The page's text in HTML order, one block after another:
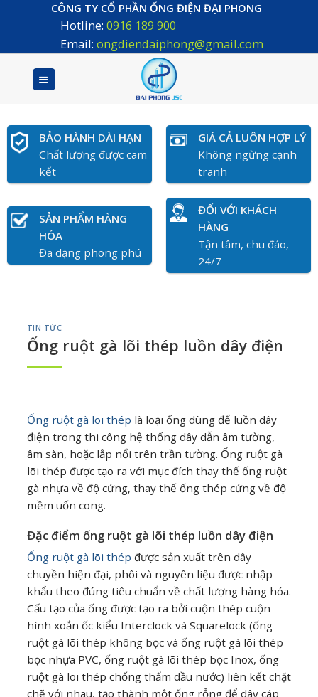
CÔNG TY CỔ PHẦN ỐNG ĐIỆN ĐẠI PHONG
Hotline: 0916 189 900
Email: ongdiendaiphong@gmail.com
BẢO HÀNH DÀI HẠN
Chất lượng được cam
kết
GIÁ CẢ LUÔN HỢP LÝ
Không ngừng cạnh
tranh
SẢN PHẨM HÀNG
HÓA
Đa dạng phong phú
ĐỐI VỚI KHÁCH
HÀNG
Tận tâm, chu đáo,
24/7
TIN TỨC
Ống ruột gà lõi thép luồn dây điện
Ống ruột gà lõi thép là loại ống dùng để luồn dây
điện trong thi công hệ thống dây dẫn âm tường,
âm sàn, hoặc lắp nổi trên trần tường. Ống ruột gà
lõi thép được tạo ra với mục đích thay thế ống ruột
gà nhựa về độ cứng, thay thế ống thép cứng về độ
mềm uốn cong.
Đặc điểm ống ruột gà lõi thép luồn dây điện
Ống ruột gà lõi thép được sản xuất trên dây
chuyền hiện đại, phôi và nguyên liệu được nhập
khẩu theo đúng tiêu chuẩn về chất lượng hàng hóa.
Cấu tạo của ống được tạo ra bởi cuộn thép cuộn
hình xoắn ốc kiểu Interclock và Squarelock (ống
ruột gà lõi thép không bọc và ống ruột gà lõi thép
bọc nhựa PVC, ống ruột gà lõi thép bọc Inox, ống
ruột gà lõi thép chống thấm dầu nước) liên kết chặt
chẽ với nhau, tạo thành một ống rỗng để dây cáp